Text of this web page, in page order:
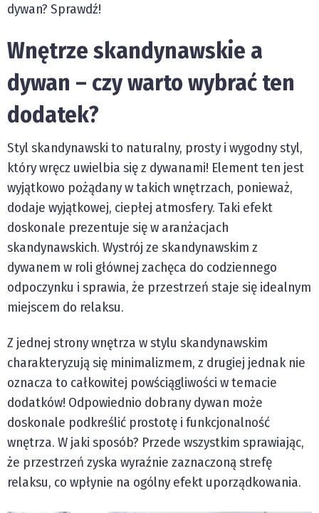
dywan? Sprawdź!
Wnętrze skandynawskie a
dywan – czy warto wybrać ten
dodatek?
Styl skandynawski to naturalny, prosty i wygodny styl,
który wręcz uwielbia się z dywanami! Element ten jest
wyjątkowo pożądany w takich wnętrzach, ponieważ,
dodaje wyjątkowej, ciepłej atmosfery. Taki efekt
doskonale prezentuje się w aranżacjach
skandynawskich. Wystrój ze skandynawskim z
dywanem w roli głównej zachęca do codziennego
odpoczynku i sprawia, że przestrzeń staje się idealnym
miejscem do relaksu.
Z jednej strony wnętrza w stylu skandynawskim
charakteryzują się minimalizmem, z drugiej jednak nie
oznacza to całkowitej powściągliwości w temacie
dodatków! Odpowiednio dobrany dywan może
doskonale podkreślić prostotę i funkcjonalność
wnętrza. W jaki sposób? Przede wszystkim sprawiając,
że przestrzeń zyska wyraźnie zaznaczoną strefę
relaksu, co wpłynie na ogólny efekt uporządkowania.